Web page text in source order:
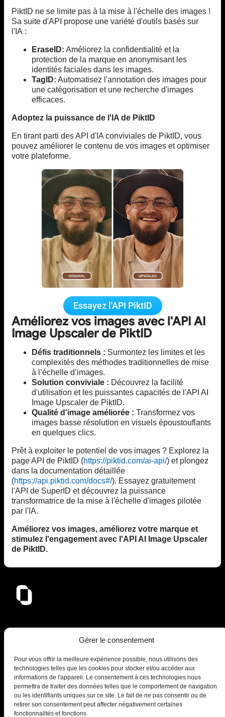
Gérer le consentement
Pour vous offrir la meilleure expérience possible, nous utilisons des
technologies telles que les cookies pour stocker et/ou accéder aux
informations de l'appareil. Le consentement à ces technologies nous
permettra de traiter des données telles que le comportement de navigation
ou les identifiants uniques sur ce site. Le fait de ne pas consentir ou de
retirer son consentement peut affecter négativement certaines
fonctionnalités et fonctions.
PiktID ne se limite pas à la mise à l'échelle des images !
Sa suite d'API propose une variété d'outils basés sur
l'IA :
EraseID: Améliorez la confidentialité et la
protection de la marque en anonymisant les
identités faciales dans les images.
TagID: Automatisez l'annotation des images pour
une catégorisation et une recherche d'images
efficaces.
Adoptez la puissance de l'IA de PiktID
En tirant parti des API d'IA conviviales de PiktID, vous
pouvez améliorer le contenu de vos images et optimiser
votre plateforme.
Essayez l'API PiktID
Améliorez vos images avec l'API AI
Image Upscaler de PiktID
Défis traditionnels : Surmontez les limites et les
complexités des méthodes traditionnelles de mise
à l’échelle d’images.
Solution conviviale : Découvrez la facilité
d'utilisation et les puissantes capacités de l'API AI
Image Upscaler de PiktID.
Qualité d'image améliorée : Transformez vos
images basse résolution en visuels époustouflants
en quelques clics.
Prêt à exploiter le potentiel de vos images ? Explorez la
page API de PiktID (https://piktid.com/ai-api/) et plongez
dans la documentation détaillée
(https://api.piktid.com/docs#/). Essayez gratuitement
l'API de SuperID et découvrez la puissance
transformatrice de la mise à l'échelle d'images pilotée
par l'IA.
Améliorez vos images, améliorez votre marque et
stimulez l'engagement avec l'API AI Image Upscaler
de PiktID.
office@piktid.com